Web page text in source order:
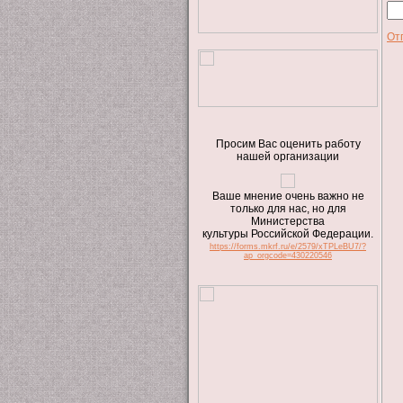
Просим Вас оценить работу
нашей организации
Ваше мнение очень важно не
только для нас, но для
Министерства
культуры Российской Федерации.
https://forms.mkrf.ru/e/2579/xTPLeBU7/?
ap_orgcode=430220546